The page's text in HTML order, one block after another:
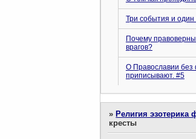
Три события и один
Почему
врагов?
О Православии без
приписывают. #5
» Религия
кресты